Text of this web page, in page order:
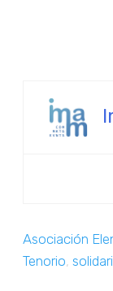
Asociación
Tenorio,